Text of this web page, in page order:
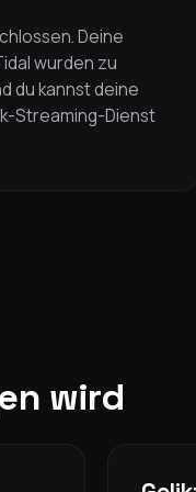
Deine
wurden zu
du kannst deine
Streaming-Dienst
wird